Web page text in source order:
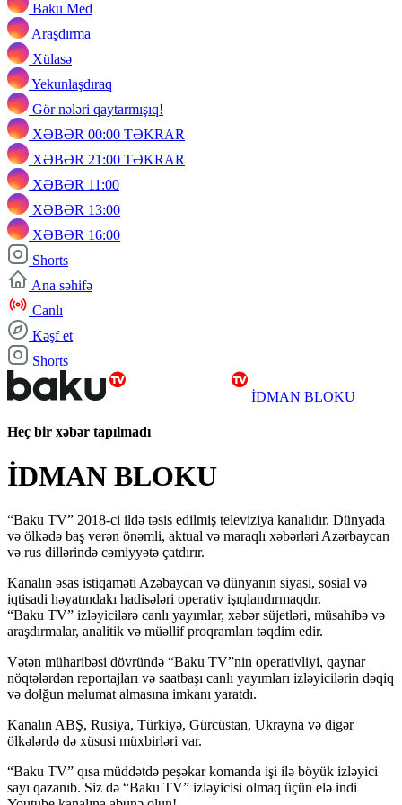
Baku Med
Araşdırma
Xülasə
Yekunlaşdıraq
Gör nələri qaytarmışıq!
XƏBƏR 00:00 TƏKRAR
XƏBƏR 21:00 TƏKRAR
XƏBƏR 11:00
XƏBƏR 13:00
XƏBƏR 16:00
Shorts
Ana səhifə
Canlı
Kəşf et
Shorts
İDMAN BLOKU
Heç bir xəbər tapılmadı
İDMAN BLOKU
“Baku TV” 2018-ci ildə təsis edilmiş televiziya kanalıdır. Dünyada
və ölkədə baş verən önəmli, aktual və maraqlı xəbərləri Azərbaycan
və rus dillərində cəmiyyətə çatdırır.
Kanalın əsas istiqaməti Azəbaycan və dünyanın siyasi, sosial və
iqtisadi həyatındakı hadisələri operativ işıqlandırmaqdır.
“Baku TV” izləyicilərə canlı yayımlar, xəbər süjetləri, müsahibə və
araşdırmalar, analitik və müəllif proqramları təqdim edir.
Vətən müharibəsi dövründə “Baku TV”nin operativliyi, qaynar
nöqtələrdən reportajları və saatbaşı canlı yayımları izləyicilərin dəqiq
və dolğun məlumat almasına imkanı yaratdı.
Kanalın ABŞ, Rusiya, Türkiyə, Gürcüstan, Ukrayna və digər
ölkələrdə də xüsusi müxbirləri var.
“Baku TV” qısa müddətdə peşəkar komanda işi ilə böyük izləyici
sayı qazanıb. Siz də “Baku TV” izləyicisi olmaq üçün elə indi